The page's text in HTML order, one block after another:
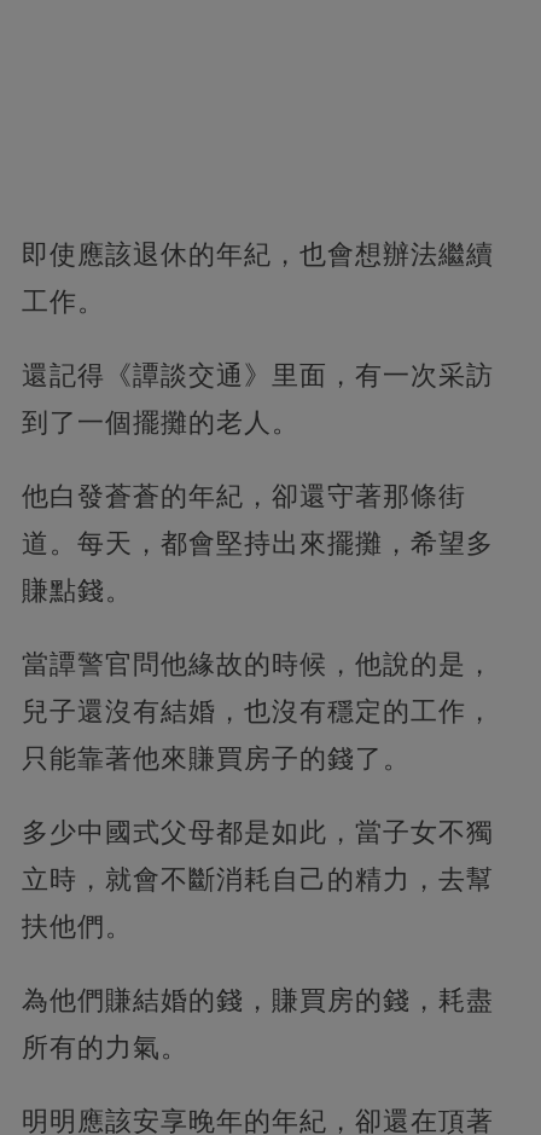
即使應該退休的年紀，也會想辦法繼續
工作。
還記得《譚談交通》里面，有一次采訪
到了一個擺攤的老人。
他白發蒼蒼的年紀，卻還守著那條街
道。每天，都會堅持出來擺攤，希望多
賺點錢。
當譚警官問他緣故的時候，他說的是，
兒子還沒有結婚，也沒有穩定的工作，
只能靠著他來賺買房子的錢了。
多少中國式父母都是如此，當子女不獨
立時，就會不斷消耗自己的精力，去幫
扶他們。
為他們賺結婚的錢，賺買房的錢，耗盡
所有的力氣。
明明應該安享晚年的年紀，卻還在頂著